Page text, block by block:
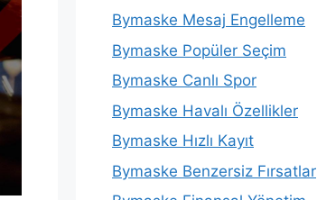
Bymaske Mesaj Engelleme
Bymaske Popüler Seçim
Bymaske Canlı Spor
Bymaske Havalı Özellikler
Bymaske Hızlı Kayıt
Bymaske Benzersiz Fırsatlar